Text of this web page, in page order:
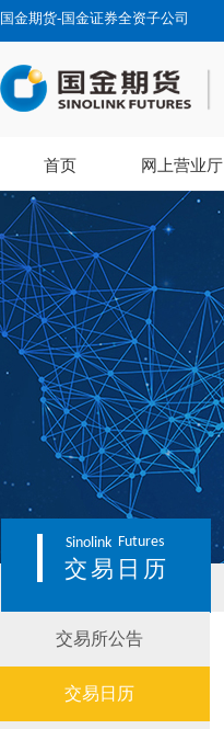
国金期货-国金证券全资子公司
首页 网上营业厅
Sinolink Futures
交易日历
交易所公告
交易日历